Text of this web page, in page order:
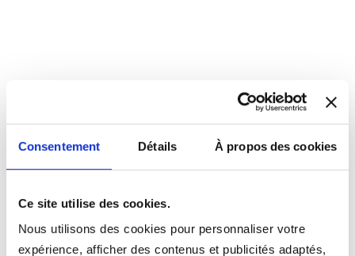
Consentement Détails À propos des cookies
Ce site utilise des cookies.
Nous utilisons des cookies pour personnaliser votre
expérience, afficher des contenus et publicités adaptés,